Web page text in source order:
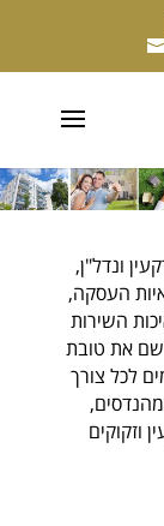
ונדל"ן,
העסקה,
השירות
שם את טובת
לכל צורך
וזקוקים